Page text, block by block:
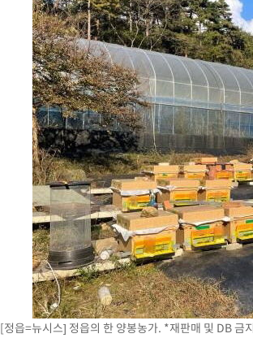
[정읍=뉴시스] 정읍의 한 양봉농가. *재판매 및 DB 금